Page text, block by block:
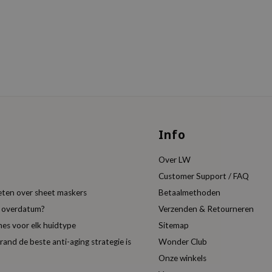
over sheet maskers
voor elk huidtype
de beste anti-aging strategie is
Info
Over LW
Customer Support / FAQ
Betaalmethoden
Verzenden & Retourneren
Sitemap
Wonder Club
Onze winkels